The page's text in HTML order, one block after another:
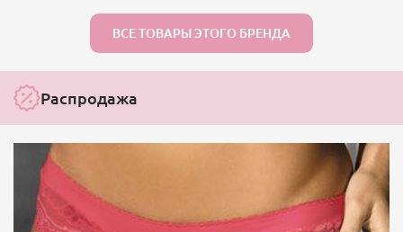
ВСЕ ТОВАРЫ ЭТОГО БРЕНДА
Распродажа